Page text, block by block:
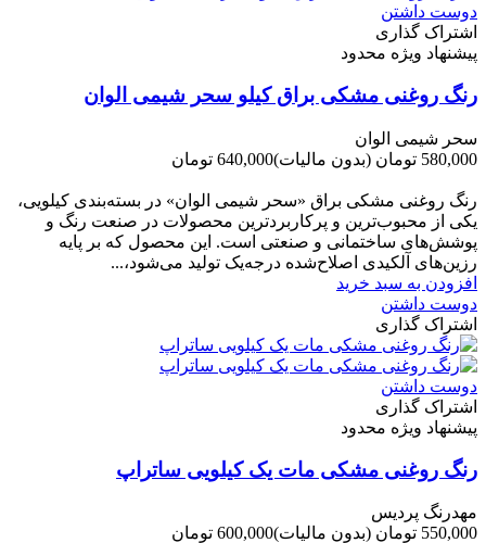
دوست داشتن
اشتراک گذاری
پیشنهاد ویژه محدود
رنگ روغنی مشکی براق کیلو سحر شیمی الوان
سحر شیمی الوان
580,000 تومان
(بدون مالیات)640,000 تومان
رنگ روغنی مشکی براق «سحر شیمی الوان» در بسته‌بندی کیلویی،
یکی از محبوب‌ترین و پرکاربردترین محصولات در صنعت رنگ و
پوشش‌های ساختمانی و صنعتی است. این محصول که بر پایه
رزین‌های آلکیدی اصلاح‌شده درجه‌یک تولید می‌شود،...
افزودن به سبد خرید
دوست داشتن
اشتراک گذاری
دوست داشتن
اشتراک گذاری
پیشنهاد ویژه محدود
رنگ روغنی مشکی مات یک کیلویی ساتراپ
مهدرنگ پردیس
550,000 تومان
(بدون مالیات)600,000 تومان